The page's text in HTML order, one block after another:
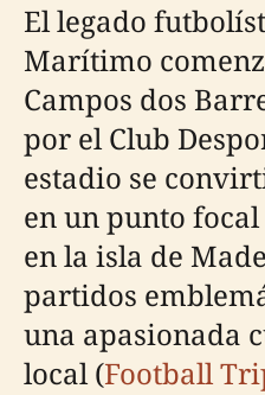
El legado
Marítimo
Campos dos
por el Club
estadio se
en un punto
en la isla de
partidos
una apasionada
local (Football